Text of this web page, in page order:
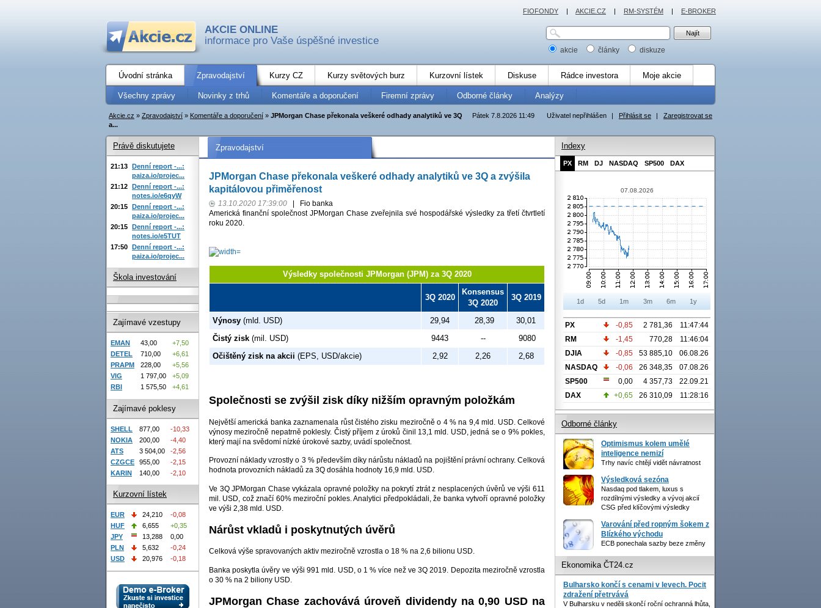
AKCIE ONLINE
informace pro Vaše úspěšné investice
akcie články diskuze
Úvodní stránka Zpravodajství Kurzy CZ Kurzy světových burz Kurzovní lístek Diskuse Rádce investora Moje akcie
Všechny zprávy Novinky z trhů Komentáře a doporučení Firemní zprávy Odborné články Analýzy
Uživatel nepřihlášen | Přihlásit se | Zaregistrovat se
Pátek 7.8.2026 11:49
Akcie.cz » Zpravodajství » Komentáře a doporučení » JPMorgan Chase překonala veškeré odhady analytiků ve 3Q
a...
Zpravodajství
JPMorgan Chase překonala veškeré odhady analytiků ve 3Q a zvýšila
kapitálovou přiměřenost
13.10.2020 17:39:00
Fio banka
Americká finanční společnost JPMorgan Chase zveřejnila své hospodářské výsledky za třetí čtvrtletí
roku 2020.
Výsledky společnosti JPMorgan (JPM) za 3Q 2020
3Q 2020
Konsensus
3Q 2020
3Q 2019
Výnosy (mld. USD) 29,94 28,39
30,01
Čistý zisk (mil. USD) 9443 --
9080
Očištěný zisk na akcii (EPS, USD/akcie) 2,92 2,26 2,68
Společnosti se zvýšil zisk díky nižším opravným položkám
Největší americká banka zaznamenala růst čistého zisku meziročně o 4 % na 9,4 mld. USD. Celkové
výnosy meziročně nepatrně poklesly. Čistý příjem z úroků činil 13,1 mld. USD, jedná se o 9% pokles,
který mají na svědomí nízké úrokové sazby, uvádí společnost.
Provozní náklady vzrostly o 3 % především díky nárůstu nákladů na pojištění právní ochrany. Celková
hodnota provozních nákladů za 3Q dosáhla hodnoty 16,9 mld. USD.
Ve 3Q JPMorgan Chase vykázala opravné položky na pokrytí ztrát z nesplacených úvěrů ve výši 611
mil. USD, což značí 60% meziroční pokles. Analytici předpokládali, že banka vytvoří opravné položky
ve výši 2,38 mld. USD.
Nárůst vkladů i poskytnutých úvěrů
Celková výše spravovaných aktiv meziročně vzrostla o 18 % na 2,6 bilionu USD.
Banka poskytla úvěry ve výši 991 mld. USD, o 1 % více než ve 3Q 2019. Depozita meziročně vzrostla
o 30 % na 2 biliony USD.
JPMorgan Chase zachovává úroveň dividendy na 0,90 USD na
Právě diskutujete
21:13 Denní report -...:
paiza.io/projec...
21:12 Denní report -...:
notes.io/e6qyW
20:15 Denní report -...:
paiza.io/projec...
20:15 Denní report -...:
notes.io/e5TUT
17:50 Denní report -...:
paiza.io/projec...
Škola investování
Zajímavé vzestupy
EMAN 43,00
+7,50
DETEL
710,00
+6,61
PRAPM
228,00
+5,56
VIG
1 797,00
+5,09
RBI
1 575,50 +4,61
Zajímavé poklesy
SHELL 877,00
-10,33
NOKIA
200,00
-4,40
ATS
3 504,00
-2,56
CZGCE
955,00
-2,15
KARIN
140,00 -2,10
Kurzovní lístek
EUR 24,210
-0,08
HUF
6,655
+0,35
JPY
13,288
0,00
PLN
5,632
-0,24
USD
20,976 -0,18
Indexy
PX RM DJ NASDAQ SP500 DAX
07.08.2026
1d 5d 1m 3m 6m 1y
PX -0,85 2 781,36
11:47:44
RM
-1,45 770,28
11:46:04
DJIA
-0,85 53 885,10
06.08.26
NASDAQ
-0,06 26 348,35
07.08.26
SP500
0,00 4 357,73
22.09.21
DAX
+0,65 26 310,09 11:28:16
Odborné články
Optimismus kolem umělé
inteligence nemizí
Trhy navíc chtějí vidět návratnost
Výsledková sezóna
Nasdaq pod tlakem, luxus s
rozdílnými výsledky a vývoj akcií
CSG před klíčovými výsledky
Varování před ropným šokem z
Blízkého východu
ECB ponechala sazby beze změny
Ekonomika ČT24.cz
Bulharsko končí s cenami v levech. Pocit
zdražení přetrvává
V Bulharsku v neděli skončí roční ochranná lhůta,
FIOFONDY | AKCIE.CZ | RM-SYSTÉM | E-BROKER